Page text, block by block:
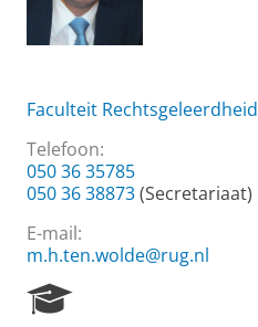
Faculteit Rechtsgeleerdheid
Telefoon:
050 36 35785
050 36 38873(Secretariaat)
E-mail:
m.h.ten.wolde@rug.nl